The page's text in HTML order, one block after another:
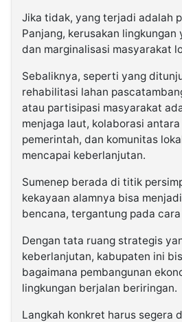
Jika tidak, yang terjadi adalah
Panjang, kerusakan
dan marginalisasi masyarakat
Sebaliknya, seperti yang
rehabilitasi lahan
atau partisipasi masyarakat
menjaga laut, kolaborasi
pemerintah, dan komunitas
mencapai keberlanjutan.
Sumenep berada di titik
kekayaan alamnya bisa
bencana, tergantung pada
Dengan tata ruang strategis
keberlanjutan, kabupaten ini
bagaimana pembangunan
lingkungan berjalan beriringan.
Langkah konkret harus segera